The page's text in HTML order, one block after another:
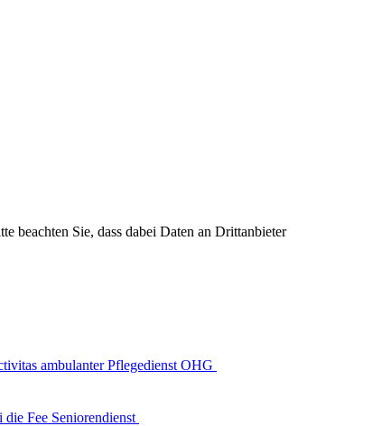
beachten Sie, dass dabei Daten an Drittanbieter
ambulanter Pflegedienst OHG
die Fee Seniorendienst